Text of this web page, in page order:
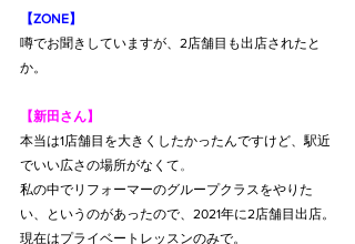
【ZONE】
噂でお聞きしていますが、2店舗目も出店されたと
か。
【新田さん】
本当は1店舗目を大きくしたかったんですけど、駅近
でいい広さの場所がなくて。
私の中でリフォーマーのグループクラスをやりた
い、というのがあったので、2021年に2店舗目出店。
現在はプライベートレッスンのみで。